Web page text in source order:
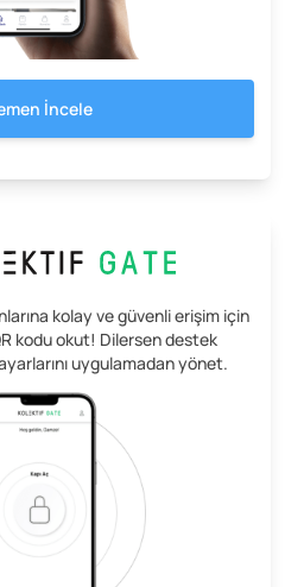
İncele
kolay ve güvenli erişim için
kodu okut! Dilersen destek
uygulamadan yönet.